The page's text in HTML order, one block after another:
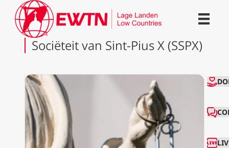
Sociëteit van Sint-Pius X (SSPX)